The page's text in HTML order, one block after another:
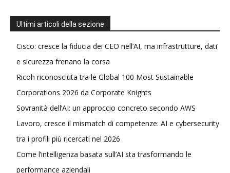
Ultimi articoli della sezione
Cisco: cresce la fiducia dei CEO nell’AI, ma infrastrutture, dati
e sicurezza frenano la corsa
Ricoh riconosciuta tra le Global 100 Most Sustainable
Corporations 2026 da Corporate Knights
Sovranità dell’AI: un approccio concreto secondo AWS
Lavoro, cresce il mismatch di competenze: AI e cybersecurity
tra i profili più ricercati nel 2026
Come l’intelligenza basata sull’AI sta trasformando le
performance aziendali